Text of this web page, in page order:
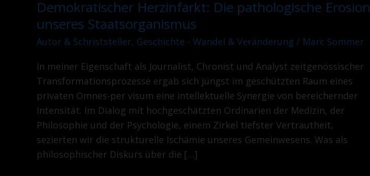
Demokratischer Herzinfarkt: Die pathologische Erosion
unseres Staatsorganismus
Autor & Schriststeller, Geschichte - Wandel & Veränderung / Marc Sommer
In meiner Eigenschaft als Journalist, Chronist und Analyst zeitgenössischer
Transformationsprozesse ergab sich jüngst im geschützten Raum eines
privaten Omnes-per visum eine intellektuelle Synergie von bereichernder
Intensität. Im Dialog mit hochgeschätzten Ordinarien der Medizin, der
Philosophie und der Psychologie, einem Zirkel tiefster Vertrautheit,
sezierten wir die strukturelle Ischämie unseres Gemeinwesens. Was als
philosophischer Diskurs über die […]
Demokratischer
Herzinfarkt:
Erosion
unseres
Staatsorganismus